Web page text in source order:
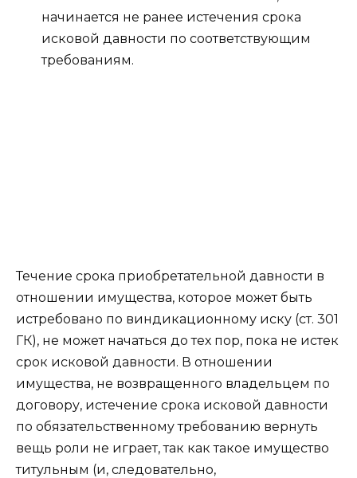
начинается не ранее истечения срока
исковой давности по соответствующим
требованиям.
Течение срока приобретательной давности в
отношении имущества, которое может быть
истребовано по виндикационному иску (ст. 301
ГК), не может начаться до тех пор, пока не истек
срок исковой давности. В отношении
имущества, не возвращенного владельцем по
договору, истечение срока исковой давности
по обязательственному требованию вернуть
вещь роли не играет, так как такое имущество
титульным (и, следовательно,